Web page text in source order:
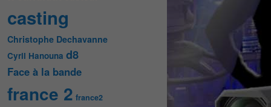
casting
Christophe Dechavanne
Cyril Hanouna d8
Face à la bande
france 2 france2